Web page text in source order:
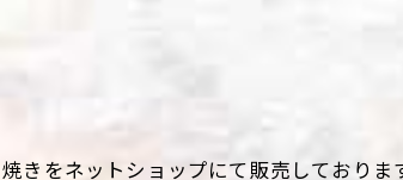
きをネットショップにて販売しておりま